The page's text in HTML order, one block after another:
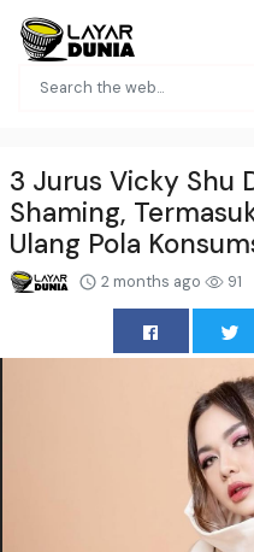
3 Jurus Vicky Shu
Shaming,
Ulang Pola
2 months ago 91